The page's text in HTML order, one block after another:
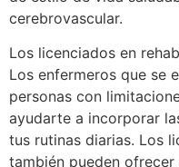
cerebrovascular.
Los licenciados en
Los enfermeros que se
personas con
ayudarte a incorporar
tus rutinas diarias. Los
también pueden